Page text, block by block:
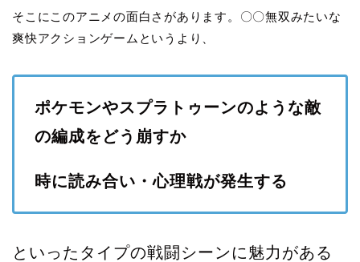
そこにこのアニメの面白さがあります。〇〇無双みたいな
爽快アクションゲームというより、
ポケモンやスプラトゥーンのような敵
の編成をどう崩すか
時に読み合い・心理戦が発生する
といったタイプの戦闘シーンに魅力がある